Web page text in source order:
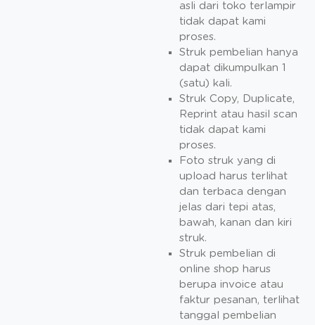
asli dari toko terlampir
tidak dapat kami
proses.
Struk pembelian hanya
dapat dikumpulkan 1
(satu) kali.
Struk Copy, Duplicate,
Reprint atau hasil scan
tidak dapat kami
proses.
Foto struk yang di
upload harus terlihat
dan terbaca dengan
jelas dari tepi atas,
bawah, kanan dan kiri
struk.
Struk pembelian di
online shop harus
berupa invoice atau
faktur pesanan, terlihat
tanggal pembelian